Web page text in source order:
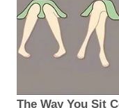
The Way You Sit